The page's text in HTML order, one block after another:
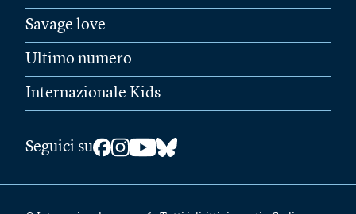
Savage love
Ultimo numero
Internazionale Kids
Seguici su